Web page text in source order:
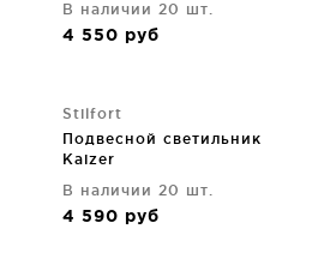
В наличии 20 шт.
4 550 руб
Stilfort
Подвесной светильник
Kaizer
В наличии 20 шт.
4 590 руб